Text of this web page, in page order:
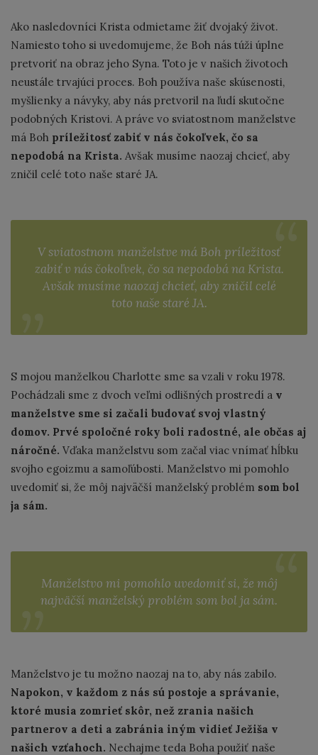
Ako nasledovníci Krista odmietame žiť dvojaký život.
Namiesto toho si uvedomujeme, že Boh nás túži úplne
pretvoriť na obraz jeho Syna. Toto je v našich životoch
neustále trvajúci proces. Boh používa naše skúsenosti,
myšlienky a návyky, aby nás pretvoril na ľudí skutočne
podobných Kristovi. A práve vo sviatostnom manželstve
má Boh príležitosť zabiť v nás čokoľvek, čo sa
nepodobá na Krista. Avšak musíme naozaj chcieť, aby
zničil celé toto naše staré JA.
V sviatostnom manželstve má Boh príležitosť
zabiť v nás čokoľvek, čo sa nepodobá na Krista.
Avšak musíme naozaj chcieť, aby zničil celé
toto naše staré JA.
S mojou manželkou Charlotte sme sa vzali v roku 1978.
Pochádzali sme z dvoch veľmi odlišných prostredí a v
manželstve sme si začali budovať svoj vlastný
domov. Prvé spoločné roky boli radostné, ale občas aj
náročné. Vďaka manželstvu som začal viac vnímať hĺbku
svojho egoizmu a samoľúbosti. Manželstvo mi pomohlo
uvedomiť si, že môj najväčší manželský problém som bol
ja sám.
Manželstvo mi pomohlo uvedomiť si, že môj
najväčší manželský problém som bol ja sám.
Manželstvo je tu možno naozaj na to, aby nás zabilo.
Napokon, v každom z nás sú postoje a správanie,
ktoré musia zomrieť skôr, než zrania našich
partnerov a deti a zabránia iným vidieť Ježiša v
našich vzťahoch. Nechajme teda Boha použiť naše